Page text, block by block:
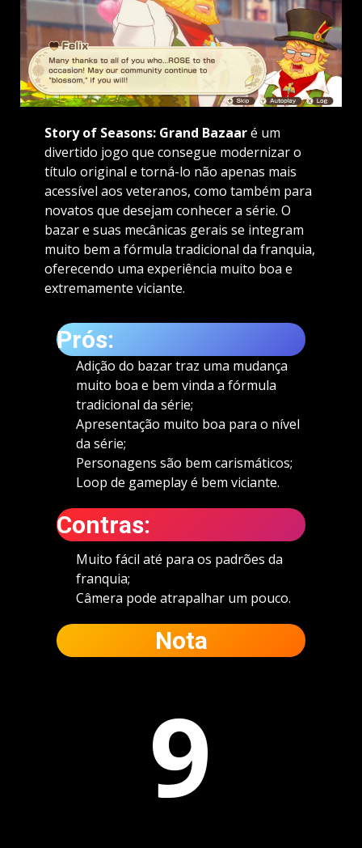
Story of Seasons: Grand Bazaaré um
divertido jogo que consegue modernizar o
título original e torná-lo não apenas mais
acessível aos veteranos, como também para
novatos que desejam conhecer a série. O
bazar e suas mecânicas gerais se integram
muito bem a fórmula tradicional da franquia,
oferecendo uma experiência muito boa e
extremamente viciante.
Prós:
Adição do bazar traz uma mudança
muito boa e bem vinda a fórmula
tradicional da série;
Apresentação muito boa para o nível
da série;
Personagens são bem carismáticos;
Loop de gameplay é bem viciante.
Contras:
Muito fácil até para os padrões da
franquia;
Câmera pode atrapalhar um pouco.
Nota
9